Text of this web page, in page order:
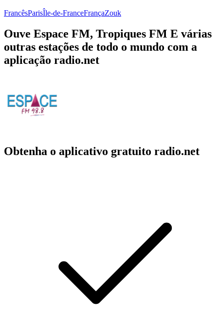
FrancêsParisÎle-de-FranceFrançaZouk
Ouve Espace FM, Tropiques FM E várias
outras estações de todo o mundo com a
aplicação radio.net
Obtenha o aplicativo gratuito radio.net